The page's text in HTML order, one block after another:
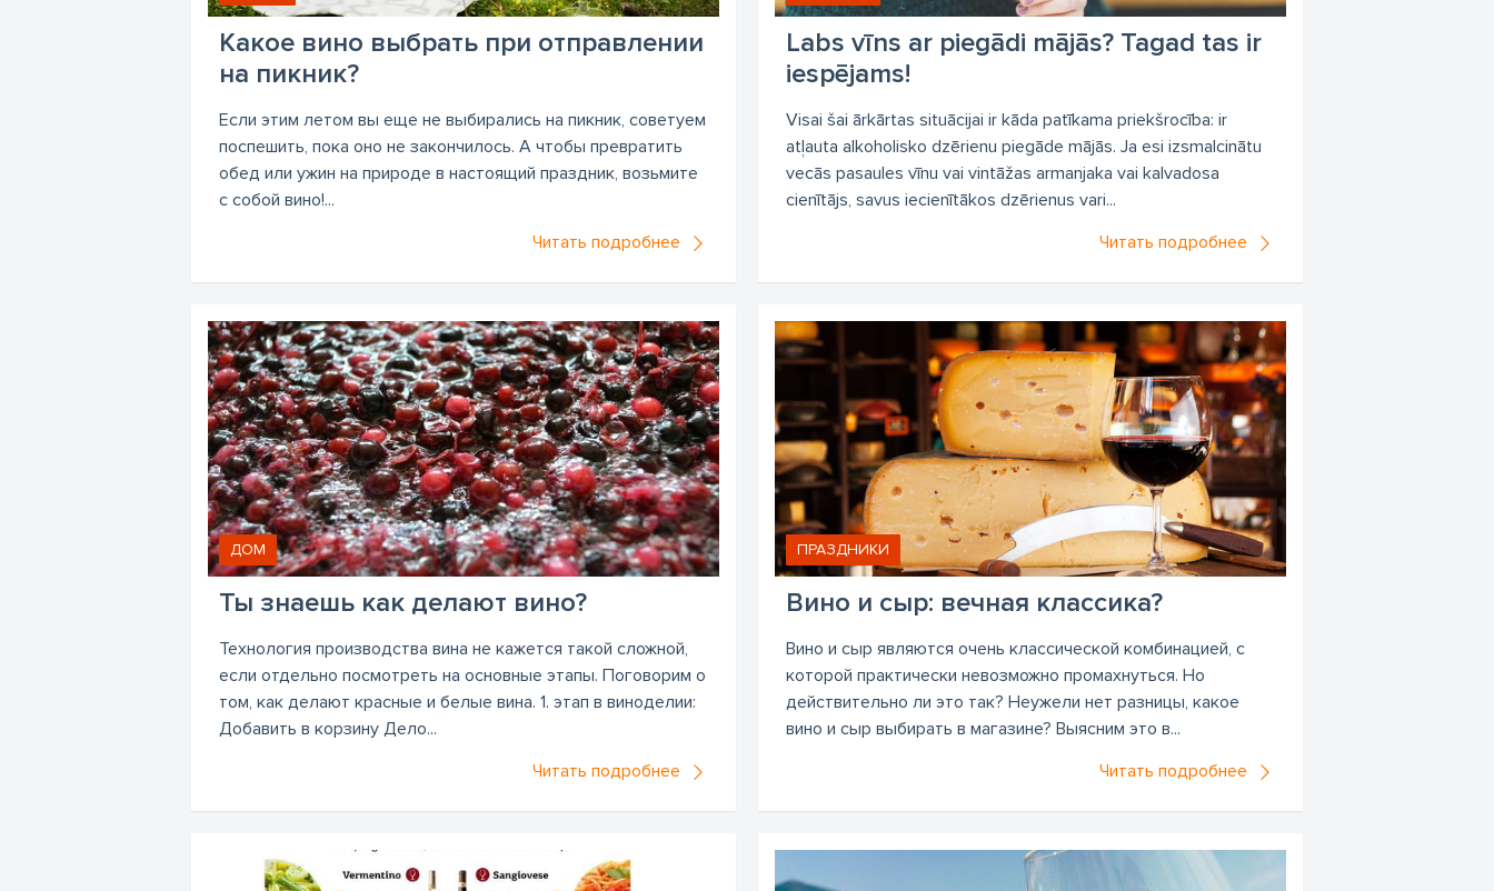
Какое вино выбрать при отправлении
на пикник?
Если этим летом вы еще не выбирались на пикник, советуем
поспешить, пока оно не закончилось. А чтобы превратить
обед или ужин на природе в настоящий праздник, возьмите
с собой вино!...
Читать подробнее
Labs vīns ar piegādi mājās? Tagad tas ir
iespējams!
Visai šai ārkārtas situācijai ir kāda patīkama priekšrocība: ir
atļauta alkoholisko dzērienu piegāde mājās. Ja esi izsmalcinātu
vecās pasaules vīnu vai vintāžas armanjaka vai kalvadosa
cienītājs, savus iecienītākos dzērienus vari...
Читать подробнее
Ты знаешь как делают вино?
ДОМ
Технология производства вина не кажется такой сложной,
если отдельно посмотреть на основные этапы. Поговорим о
том, как делают красные и белые вина. 1. этап в виноделии:
Добавить в корзину Дело...
Читать подробнее
Вино и сыр: вечная классика?
ПРАЗДНИКИ
Вино и сыр являются очень классической комбинацией, с
которой практически невозможно промахнуться. Но
действительно ли это так? Неужели нет разницы, какое
вино и сыр выбирать в магазине? Выясним это в...
Читать подробнее